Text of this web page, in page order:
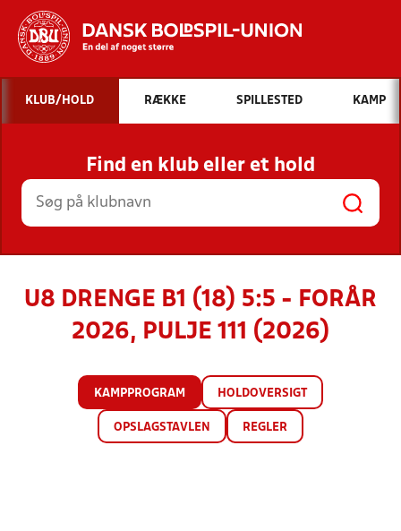
Hvad vil du søge efter?
INDHOLD OG NYHEDER
STILLINGER, RESULTATER, KLUBBER OG
HOLD
KLUB/HOLD RÆKKE SPILLESTED KAMP
Find en klub eller et hold
U8 DRENGE B1 (18) 5:5 - FORÅR
2026, PULJE 111 (2026)
KAMPPROGRAM HOLDOVERSIGT
OPSLAGSTAVLEN REGLER